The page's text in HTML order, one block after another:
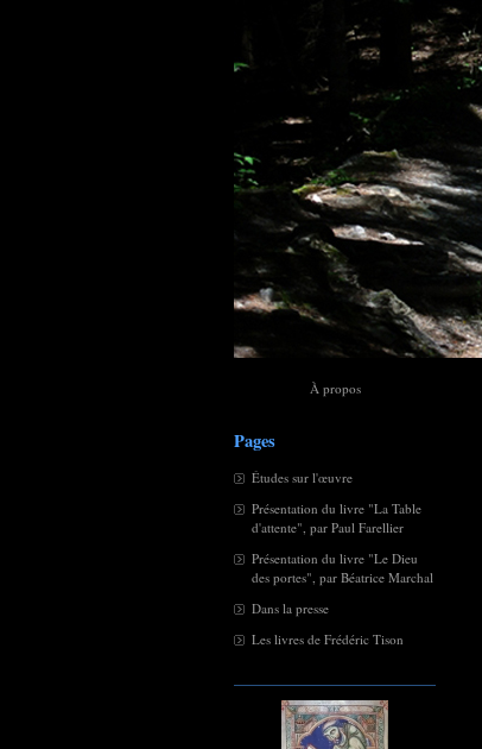
À propos
Pages
Études sur l'œuvre
Présentation du livre "La Table
d'attente", par Paul Farellier
Présentation du livre "Le Dieu
des portes", par Béatrice Marchal
Dans la presse
Les livres de Frédéric Tison